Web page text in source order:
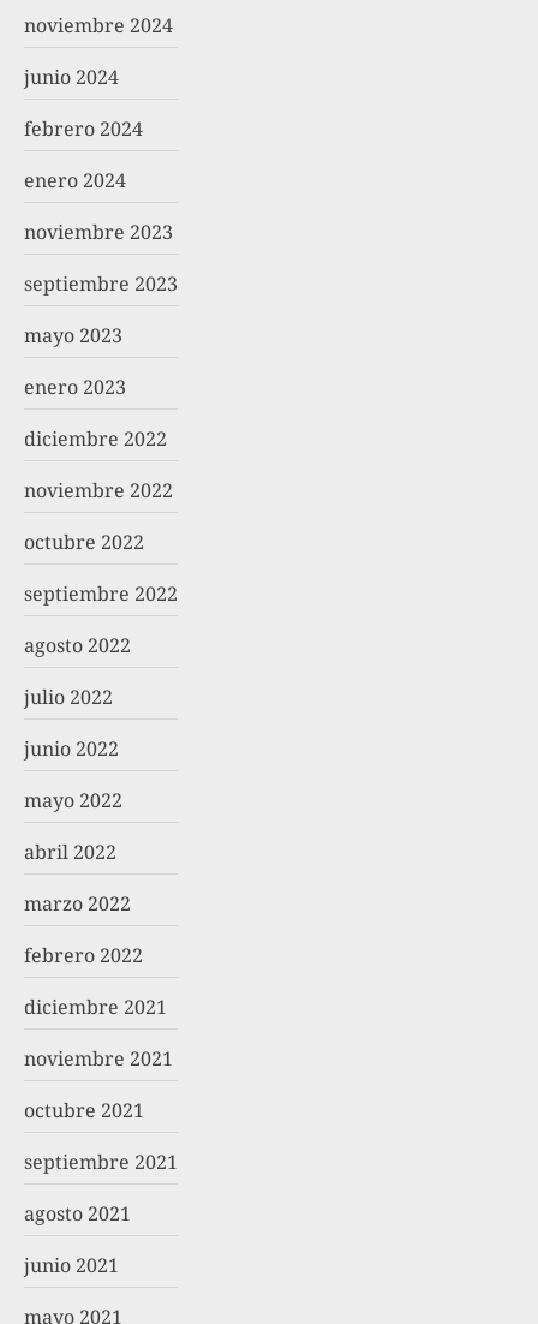
noviembre 2024
junio 2024
febrero 2024
enero 2024
noviembre 2023
septiembre 2023
mayo 2023
enero 2023
diciembre 2022
noviembre 2022
octubre 2022
septiembre 2022
agosto 2022
julio 2022
junio 2022
mayo 2022
abril 2022
marzo 2022
febrero 2022
diciembre 2021
noviembre 2021
octubre 2021
septiembre 2021
agosto 2021
junio 2021
mayo 2021